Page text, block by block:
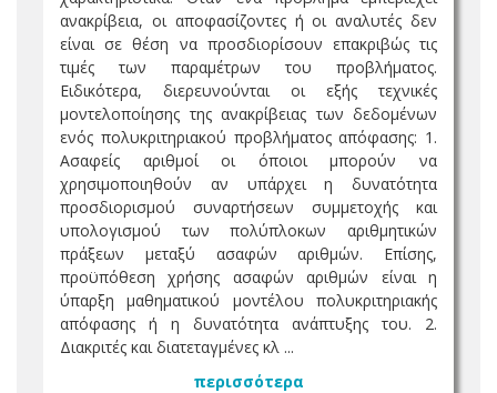
ανακρίβεια, οι αποφασίζοντες ή οι αναλυτές δεν
είναι σε θέση να προσδιορίσουν επακριβώς τις
τιμές των παραμέτρων του προβλήματος.
Ειδικότερα, διερευνούνται οι εξής τεχνικές
μοντελοποίησης της ανακρίβειας των δεδομένων
ενός πολυκριτηριακού προβλήματος απόφασης: 1.
Ασαφείς αριθμοί οι όποιοι μπορούν να
χρησιμοποιηθούν αν υπάρχει η δυνατότητα
προσδιορισμού συναρτήσεων συμμετοχής και
υπολογισμού των πολύπλοκων αριθμητικών
πράξεων μεταξύ ασαφών αριθμών. Επίσης,
προϋπόθεση χρήσης ασαφών αριθμών είναι η
ύπαρξη μαθηματικού μοντέλου πολυκριτηριακής
απόφασης ή η δυνατότητα ανάπτυξης του. 2.
Διακριτές και διατεταγμένες κλ ...
περισσότερα